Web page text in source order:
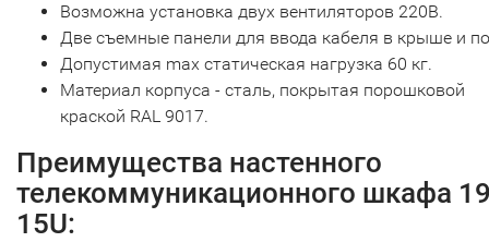
Возможна установка двух вентиляторов 220В.
Две съемные панели для ввода кабеля в крыше и
Допустимая max статическая нагрузка 60 кг.
Материал корпуса - сталь, покрытая порошковой
краской RAL 9017.
Преимущества настенного
телекоммуникационного шкафа
15U: